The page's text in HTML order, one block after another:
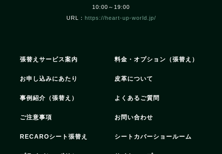
10:00～19:00
URL： https://heart-up-world.jp/
張替えサービス案内 料金・オプション（張替え）
お申し込みにあたり 皮革について
事例紹介（張替え） よくあるご質問
ご注意事項 お問い合わせ
RECAROシート張替え シートカバーショールーム